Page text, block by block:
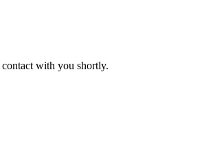
with you shortly.